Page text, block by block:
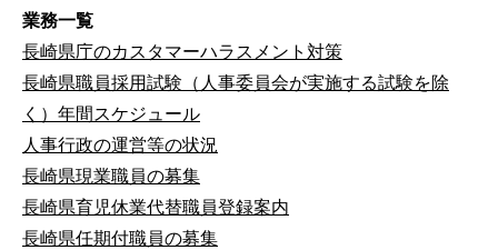
業務一覧
長崎県庁のカスタマーハラスメント対策
長崎県職員採用試験（人事委員会が実施する試験を除
く）年間スケジュール
人事行政の運営等の状況
長崎県現業職員の募集
長崎県育児休業代替職員登録案内
長崎県任期付職員の募集